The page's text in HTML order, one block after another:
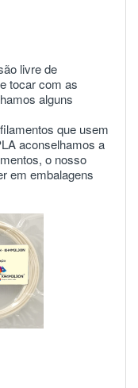
livre de
tocar com as
alguns
que usem
aconselhamos a
o nosso
em embalagens